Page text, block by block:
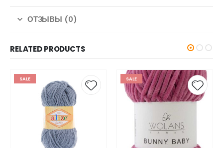
ОТЗЫВЫ (0)
RELATED PRODUCTS
SALE SALE